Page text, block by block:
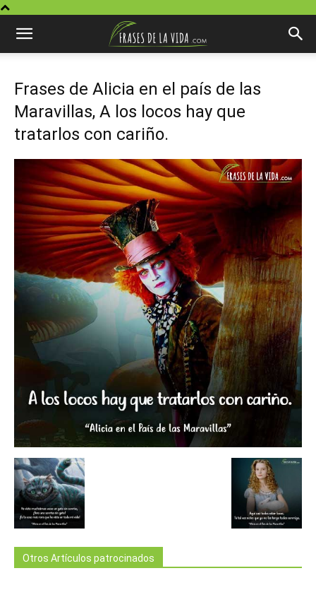
Frases de Alicia en el país de las
Maravillas, A los locos hay que
tratarlos con cariño.
Otros Artículos patrocinados